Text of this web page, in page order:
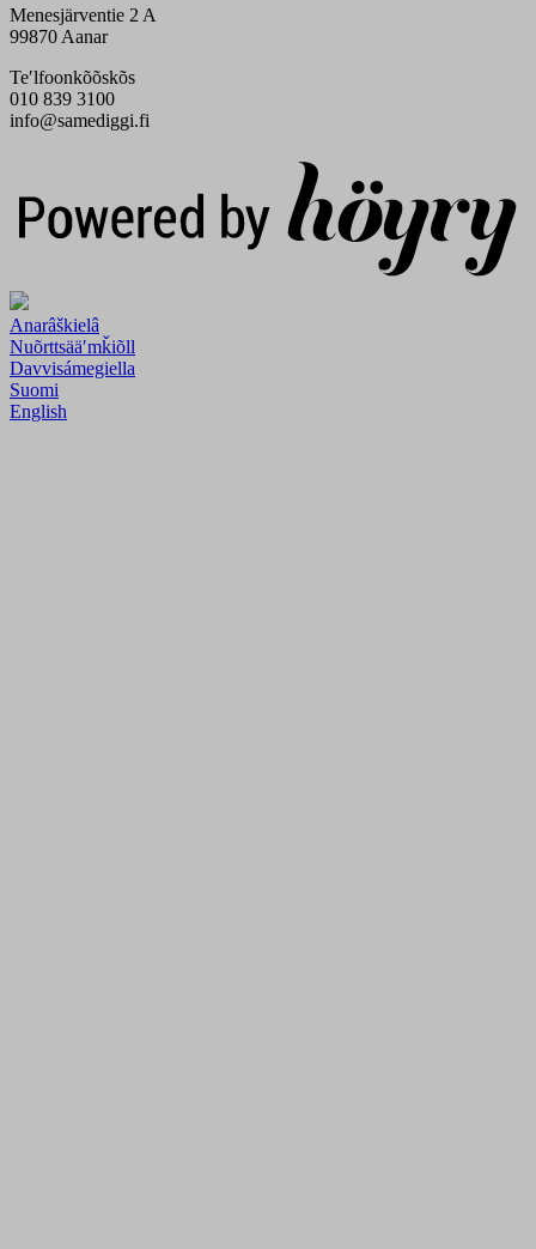
Menesjärventie 2 A
99870 Aanar
Teʹlfoonkõõskõs
010 839 3100
info@samediggi.fi
Anarâškielâ
Nuõrttsääʹmǩiõll
Davvisámegiella
Suomi
English